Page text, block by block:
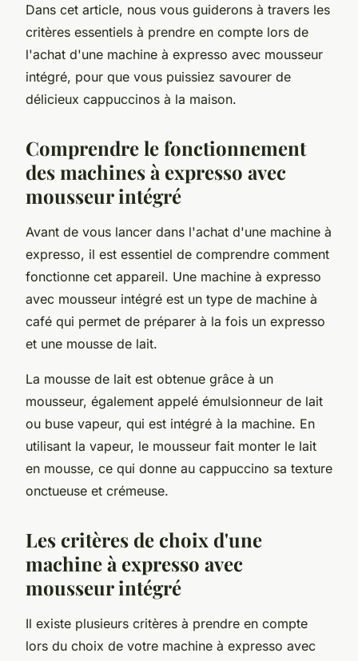
Dans cet article, nous vous guiderons à travers les
critères essentiels à prendre en compte lors de
l'achat d'une machine à expresso avec mousseur
intégré, pour que vous puissiez savourer de
délicieux cappuccinos à la maison.
Comprendre le fonctionnement
des machines à expresso avec
mousseur intégré
Avant de vous lancer dans l'achat d'une machine à
expresso, il est essentiel de comprendre comment
fonctionne cet appareil. Une machine à expresso
avec mousseur intégré est un type de machine à
café qui permet de préparer à la fois un expresso
et une mousse de lait.
La mousse de lait est obtenue grâce à un
mousseur, également appelé émulsionneur de lait
ou buse vapeur, qui est intégré à la machine. En
utilisant la vapeur, le mousseur fait monter le lait
en mousse, ce qui donne au cappuccino sa texture
onctueuse et crémeuse.
Les critères de choix d'une
machine à expresso avec
mousseur intégré
Il existe plusieurs critères à prendre en compte
lors du choix de votre machine à expresso avec